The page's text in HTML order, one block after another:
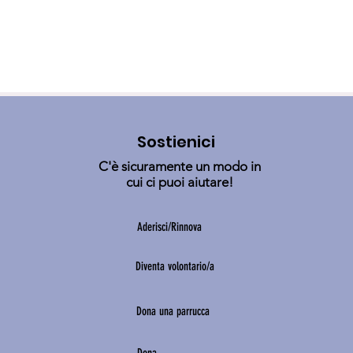
Sostienici
C'è sicuramente un modo in
cui ci puoi aiutare!
Aderisci/Rinnova
Diventa volontario/a
Dona una parrucca